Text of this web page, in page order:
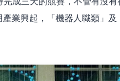
業興起，「機器人職類」